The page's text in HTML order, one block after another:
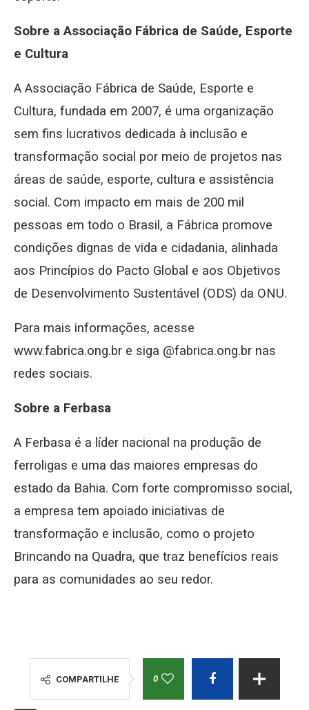
Sobre a Associação Fábrica de Saúde, Esporte
e Cultura
A Associação Fábrica de Saúde, Esporte e
Cultura, fundada em 2007, é uma organização
sem fins lucrativos dedicada à inclusão e
transformação social por meio de projetos nas
áreas de saúde, esporte, cultura e assistência
social. Com impacto em mais de 200 mil
pessoas em todo o Brasil, a Fábrica promove
condições dignas de vida e cidadania, alinhada
aos Princípios do Pacto Global e aos Objetivos
de Desenvolvimento Sustentável (ODS) da ONU.
Para mais informações, acesse
www.fabrica.ong.br e siga @fabrica.ong.br nas
redes sociais.
Sobre a Ferbasa
A Ferbasa é a líder nacional na produção de
ferroligas e uma das maiores empresas do
estado da Bahia. Com forte compromisso social,
a empresa tem apoiado iniciativas de
transformação e inclusão, como o projeto
Brincando na Quadra, que traz benefícios reais
para as comunidades ao seu redor.
COMPARTILHE 0